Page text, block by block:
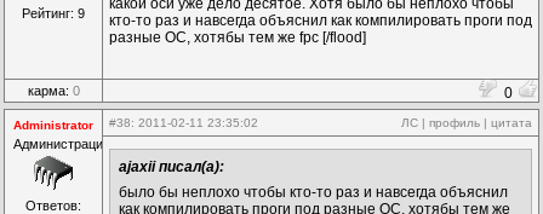
Рейтинг: 9
какой оси уже дело десятое. Хотя было бы неплохо чтобы
кто-то раз и навсегда объяснил как компилировать проги под
разные ОС, хотябы тем же fpc [/flood]
карма: 0 0
Administrator
Администрация
Ответов:
#38: 2011-02-11 23:35:02 ЛС | профиль | цитата
ajaxii писал(а):
было бы неплохо чтобы кто-то раз и навсегда объяснил
как компилировать проги под разные ОС, хотябы тем же